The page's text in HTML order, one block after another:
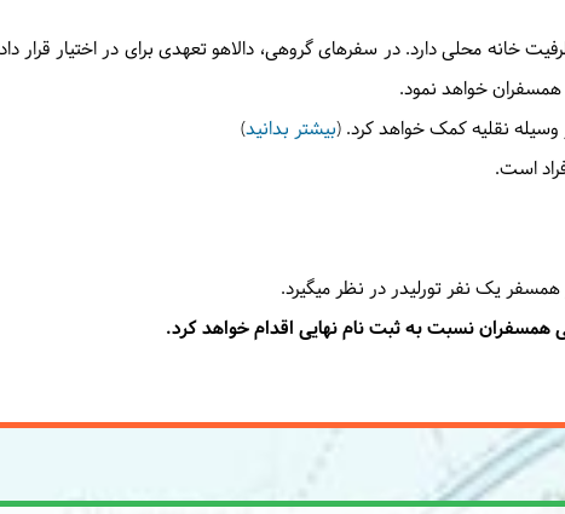
خانه محلی دارد. در سفرهای گروهی، دالاهو تعهدی برای در اختیار قرار
همسفران خواهد نمود.
نقلیه کمک خواهد کرد. (بیشتر بدانید)
است.
همسفران نسبت به ثبت نام نهایی اقدام خواهد کرد.